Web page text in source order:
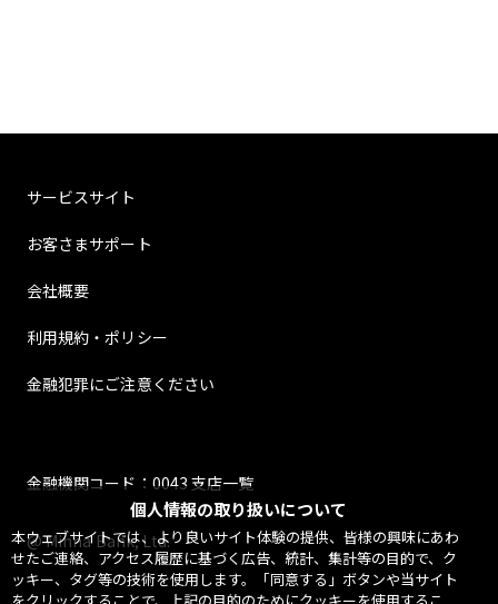
個人情報の取り扱いについて
本ウェブサイトでは、より良いサイト体験の提供、皆様の興味にあわ
せたご連絡、アクセス履歴に基づく広告、統計、集計等の目的で、ク
ッキー、タグ等の技術を使用します。「同意する」ボタンや当サイト
サービスサイト
お客さまサポート
会社概要
利用規約・ポリシー
金融犯罪にご注意ください
金融機関コード：0043 支店一覧
@ Minna Bank, Ltd.